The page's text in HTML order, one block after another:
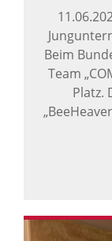
Beim
Team
Platz.